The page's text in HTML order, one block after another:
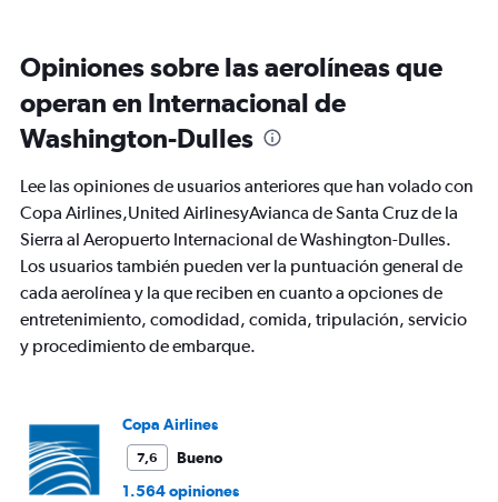
Opiniones sobre las aerolíneas que
operan en Internacional de
Washington-Dulles
Lee las opiniones de usuarios anteriores que han volado con
Copa Airlines,United AirlinesyAvianca de Santa Cruz de la
Sierra al Aeropuerto Internacional de Washington-Dulles.
Los usuarios también pueden ver la puntuación general de
cada aerolínea y la que reciben en cuanto a opciones de
entretenimiento, comodidad, comida, tripulación, servicio
y procedimiento de embarque.
Copa Airlines
7,6
Bueno
1.564 opiniones